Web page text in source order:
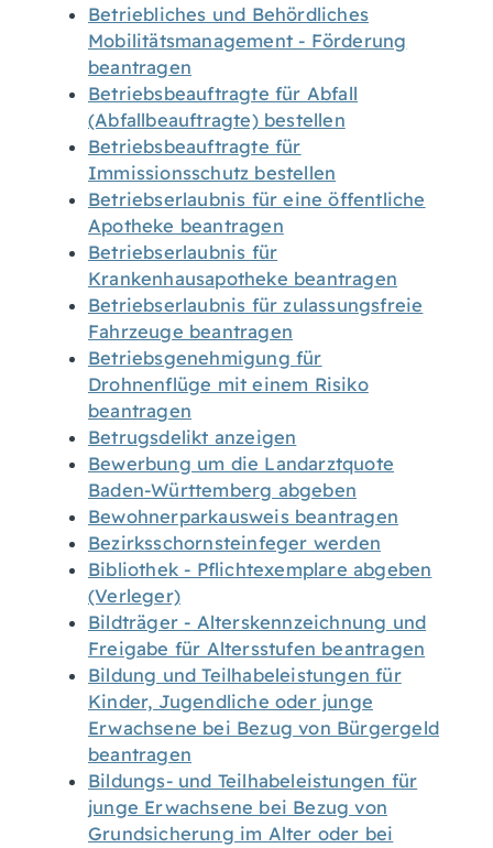
Betriebliches und Behördliches
Mobilitätsmanagement - Förderung
beantragen
Betriebsbeauftragte für Abfall
(Abfallbeauftragte) bestellen
Betriebsbeauftragte für
Immissionsschutz bestellen
Betriebserlaubnis für eine öffentliche
Apotheke beantragen
Betriebserlaubnis für
Krankenhausapotheke beantragen
Betriebserlaubnis für zulassungsfreie
Fahrzeuge beantragen
Betriebsgenehmigung für
Drohnenflüge mit einem Risiko
beantragen
Betrugsdelikt anzeigen
Bewerbung um die Landarztquote
Baden-Württemberg abgeben
Bewohnerparkausweis beantragen
Bezirksschornsteinfeger werden
Bibliothek - Pflichtexemplare abgeben
(Verleger)
Bildträger - Alterskennzeichnung und
Freigabe für Altersstufen beantragen
Bildung und Teilhabeleistungen für
Kinder, Jugendliche oder junge
Erwachsene bei Bezug von Bürgergeld
beantragen
Bildungs- und Teilhabeleistungen für
junge Erwachsene bei Bezug von
Grundsicherung im Alter oder bei